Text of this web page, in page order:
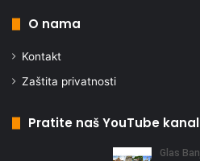
O nama
Kontakt
Zaštita privatnosti
Pratite naš YouTube kanal